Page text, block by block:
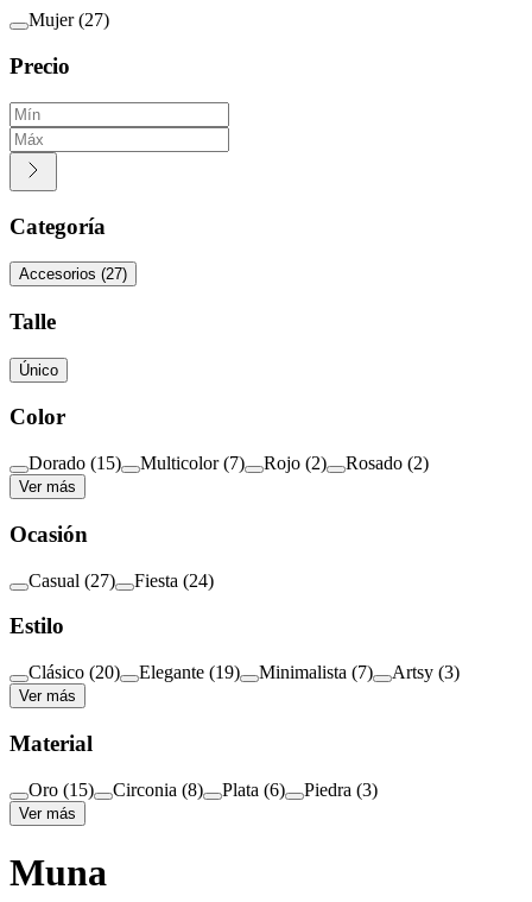
Mujer (27)
Precio
Categoría
Accesorios (27)
Talle
Único
Color
Dorado (15) Multicolor (7) Rojo (2) Rosado (2)
Ver más
Ocasión
Casual (27) Fiesta (24)
Estilo
Clásico (20) Elegante (19) Minimalista (7) Artsy (3)
Ver más
Material
Oro (15) Circonia (8) Plata (6) Piedra (3)
Ver más
Muna